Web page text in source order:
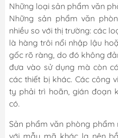
Những loại sản phẩm văn
Những sản phẩm văn
nhiều so với thị trường: các
là hàng trôi nổi nhập lậu
gốc rõ ràng, do đó không
đưa vào sử dụng mà còn
các thiết bị khác. Các công
ty phải trì hoãn, gián đoạn
có.
Sản phẩm văn phòng phẩm
với mẫu mã khác lạ nên